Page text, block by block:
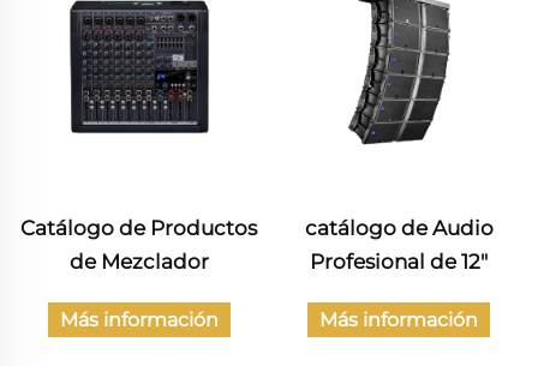
Catálogo de Productos
de Mezclador
Más información
catálogo de Audio
Profesional de 12"
Más información